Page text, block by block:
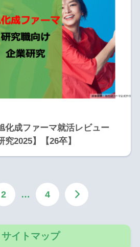
化成ファーマ就活レビュー
究2025】【26卒】
2 … 4
サイトマップ